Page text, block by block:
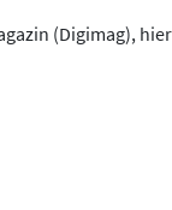
(Digimag),